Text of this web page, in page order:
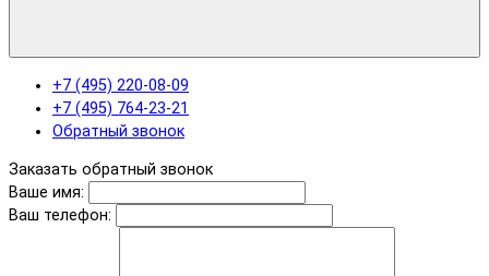
+7 (495) 220-08-09
+7 (495) 764-23-21
Обратный звонок
Заказать обратный звонок
Ваше имя:
Ваш телефон: